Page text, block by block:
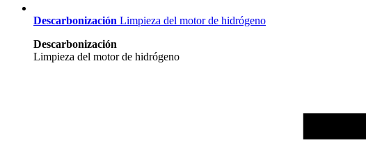
Descarbonización Limpieza del motor de hidrógeno
Descarbonización
Limpieza del motor de hidrógeno